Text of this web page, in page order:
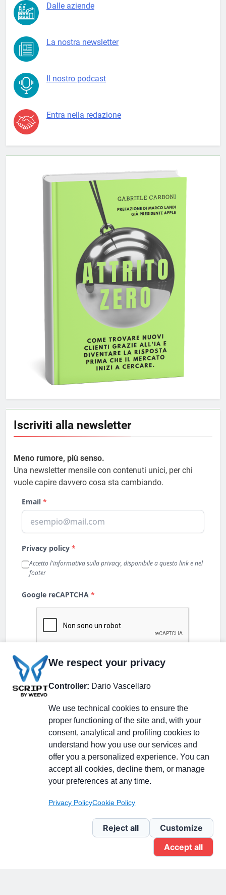
Dalle aziende
La nostra newsletter
Il nostro podcast
Entra nella redazione
Iscriviti alla newsletter
Meno rumore, più senso.
Una newsletter mensile con contenuti unici, per chi
vuole capire davvero cosa sta cambiando.
Partecipa alla discussione
Pagina Linkedin
Newsletter Linkedin
We respect your privacy
Controller: Dario Vascellaro
We use technical cookies to ensure the
proper functioning of the site and, with your
consent, analytical and profiling cookies to
understand how you use our services and
offer you a personalized experience. You can
accept all cookies, decline them, or manage
your preferences at any time.
Privacy PolicyCookie Policy
Reject all
Customize
Accept all